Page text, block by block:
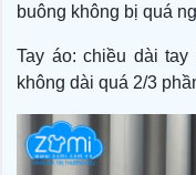
buông không bị quá
Tay áo: chiều dài
không dài quá 2/3